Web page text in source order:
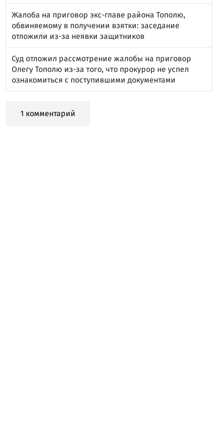
Жалоба на приговор экс-главе района Тополю,
обвиняемому в получении взятки: заседание
отложили из-за неявки защитников
Суд отложил рассмотрение жалобы на приговор
Олегу Тополю из-за того, что прокурор не успел
ознакомиться с поступившими документами
1 комментарий